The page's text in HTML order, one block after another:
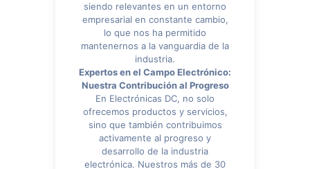
siendo relevantes en un entorno
empresarial en constante cambio,
lo que nos ha permitido
mantenernos a la vanguardia de la
industria.
Expertos en el Campo Electrónico:
Nuestra Contribución al Progreso
En Electrónicas DC, no solo
ofrecemos productos y servicios,
sino que también contribuimos
activamente al progreso y
desarrollo de la industria
electrónica. Nuestros más de 30